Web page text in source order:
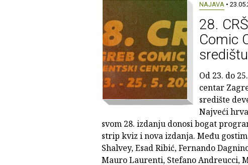
NAJAVA •
28.
Comic
Od 23. do
centar
središte
Najveći
svom 28. izdanju donosi bogat
strip kviz i nova izdanja. Među
Shalvey, Esad Ribić, Fernando
Mauro Laurenti, Stefano Andreucci,